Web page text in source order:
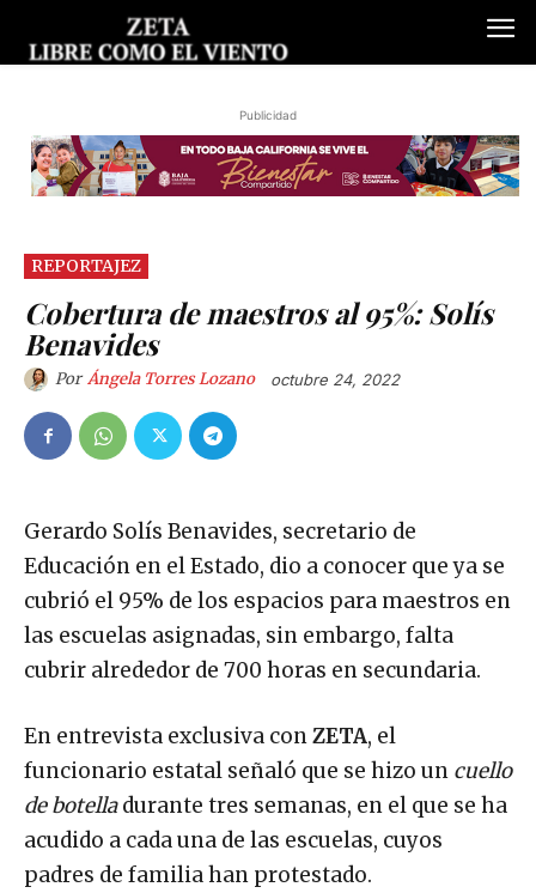
Publicidad
REPORTAJEZ
Cobertura de maestros al 95%: Solís
Benavides
Por Ángela Torres Lozano octubre 24, 2022
Gerardo Solís Benavides, secretario de
Educación en el Estado, dio a conocer que ya se
cubrió el 95% de los espacios para maestros en
las escuelas asignadas, sin embargo, falta
cubrir alrededor de 700 horas en secundaria.
En entrevista exclusiva conZETA, el
funcionario estatal señaló que se hizo un cuello
de botelladurante tres semanas, en el que se ha
acudido a cada una de las escuelas, cuyos
padres de familia han protestado.